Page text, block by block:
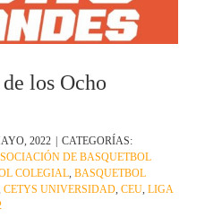
los Ocho
2022 | CATEGORÍAS:
DE BASQUETBOL
COLEGIAL ,BASQUETBOL
,CETYS UNIVERSIDAD ,CEU ,LIGA